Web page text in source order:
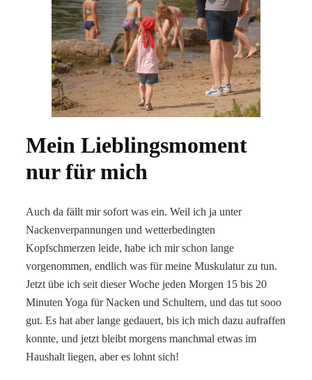
Mein Lieblingsmoment
nur für mich
Auch da fällt mir sofort was ein. Weil ich ja unter
Nackenverpannungen und wetterbedingten
Kopfschmerzen leide, habe ich mir schon lange
vorgenommen, endlich was für meine Muskulatur zu tun.
Jetzt übe ich seit dieser Woche jeden Morgen 15 bis 20
Minuten Yoga für Nacken und Schultern, und das tut sooo
gut. Es hat aber lange gedauert, bis ich mich dazu aufraffen
konnte, und jetzt bleibt morgens manchmal etwas im
Haushalt liegen, aber es lohnt sich!